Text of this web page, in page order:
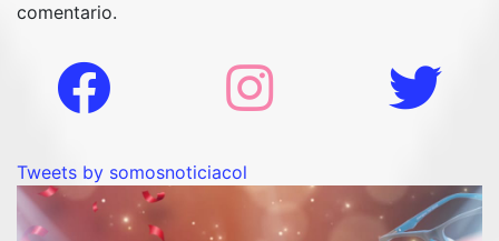
comentario.
Tweets by somosnoticiacol